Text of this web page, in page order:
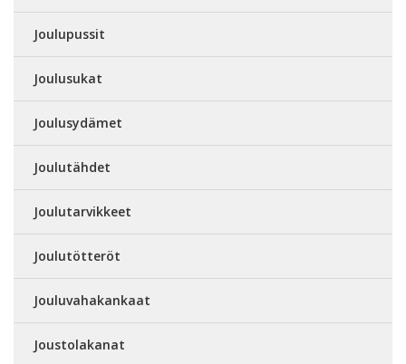
Joulupussit
Joulusukat
Joulusydämet
Joulutähdet
Joulutarvikkeet
Joulutötteröt
Jouluvahakankaat
Joustolakanat